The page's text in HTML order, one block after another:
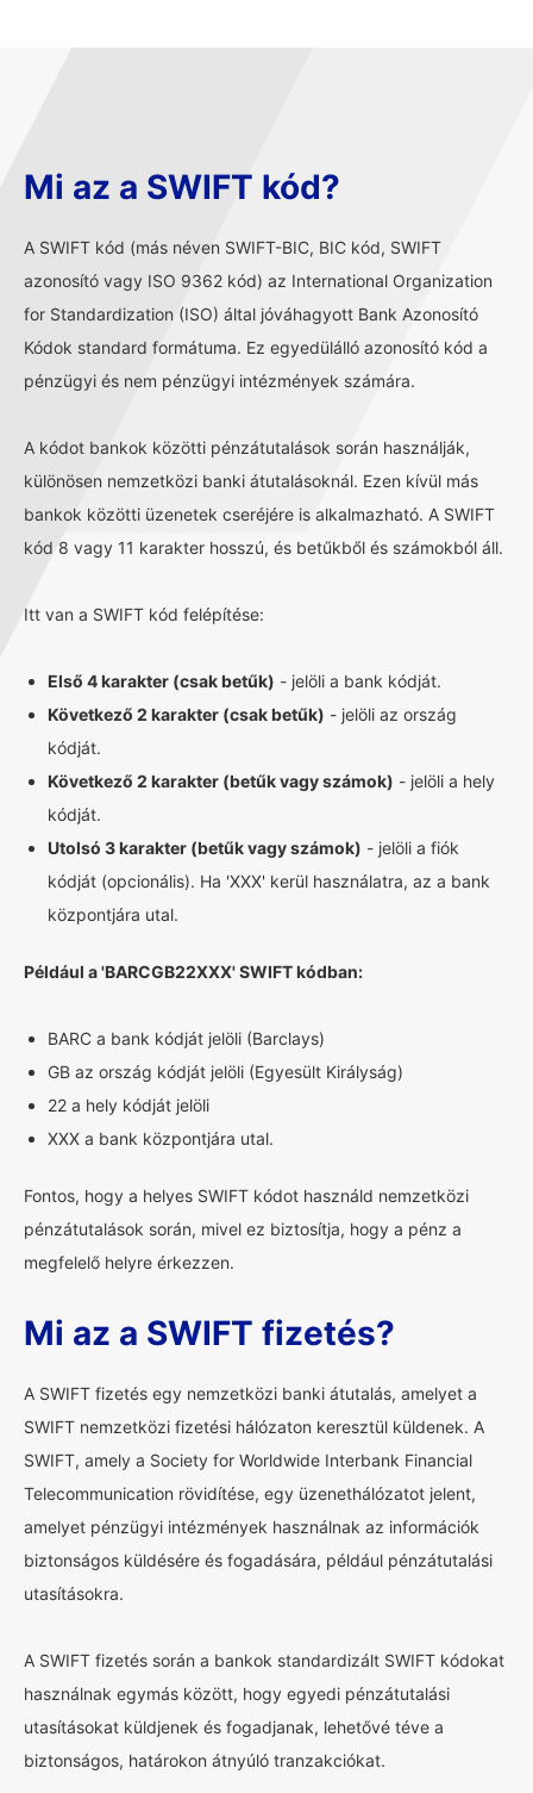
Mi az a SWIFT kód?
A SWIFT kód (más néven SWIFT-BIC, BIC kód, SWIFT
azonosító vagy ISO 9362 kód) az International Organization
for Standardization (ISO) által jóváhagyott Bank Azonosító
Kódok standard formátuma. Ez egyedülálló azonosító kód a
pénzügyi és nem pénzügyi intézmények számára.
A kódot bankok közötti pénzátutalások során használják,
különösen nemzetközi banki átutalásoknál. Ezen kívül más
bankok közötti üzenetek cseréjére is alkalmazható. A SWIFT
kód 8 vagy 11 karakter hosszú, és betűkből és számokból áll.
Itt van a SWIFT kód felépítése:
Első 4 karakter (csak betűk) - jelöli a bank kódját.
Következő 2 karakter (csak betűk) - jelöli az ország
kódját.
Következő 2 karakter (betűk vagy számok) - jelöli a hely
kódját.
Utolsó 3 karakter (betűk vagy számok) - jelöli a fiók
kódját (opcionális). Ha 'XXX' kerül használatra, az a bank
központjára utal.
Például a 'BARCGB22XXX' SWIFT kódban:
BARC a bank kódját jelöli (Barclays)
GB az ország kódját jelöli (Egyesült Királyság)
22 a hely kódját jelöli
XXX a bank központjára utal.
Fontos, hogy a helyes SWIFT kódot használd nemzetközi
pénzátutalások során, mivel ez biztosítja, hogy a pénz a
megfelelő helyre érkezzen.
Mi az a SWIFT fizetés?
A SWIFT fizetés egy nemzetközi banki átutalás, amelyet a
SWIFT nemzetközi fizetési hálózaton keresztül küldenek. A
SWIFT, amely a Society for Worldwide Interbank Financial
Telecommunication rövidítése, egy üzenethálózatot jelent,
amelyet pénzügyi intézmények használnak az információk
biztonságos küldésére és fogadására, például pénzátutalási
utasításokra.
A SWIFT fizetés során a bankok standardizált SWIFT kódokat
használnak egymás között, hogy egyedi pénzátutalási
utasításokat küldjenek és fogadjanak, lehetővé téve a
biztonságos, határokon átnyúló tranzakciókat.